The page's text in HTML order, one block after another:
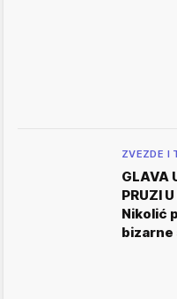
ZVEZDE I
GLAVA
PRUZI
Nikolić
bizarne